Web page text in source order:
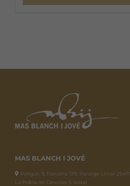
MAS BLANCH I JOVÉ
Polígon 9, Parcel·la 129, Paratge Llinar 25471.
La Pobla de Cérvoles (Lleida)